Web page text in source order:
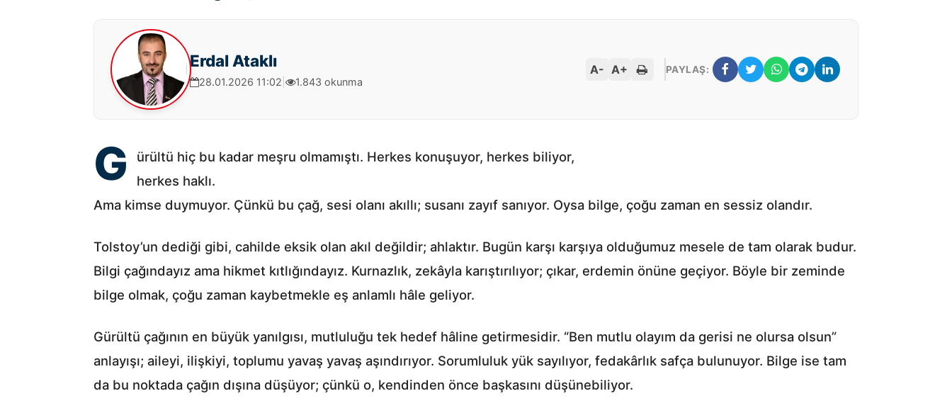
Erdal Ataklı
28.01.2026 11:02 1.843 okunma
A- A+ PAYLAŞ:
G
ürültü hiç bu kadar meşru olmamıştı. Herkes konuşuyor, herkes biliyor,
herkes haklı.
Ama kimse duymuyor. Çünkü bu çağ, sesi olanı akıllı; susanı zayıf sanıyor. Oysa bilge, çoğu zaman en sessiz olandır.
Tolstoy’un dediği gibi, cahilde eksik olan akıl değildir; ahlaktır. Bugün karşı karşıya olduğumuz mesele de tam olarak budur.
Bilgi çağındayız ama hikmet kıtlığındayız. Kurnazlık, zekâyla karıştırılıyor; çıkar, erdemin önüne geçiyor. Böyle bir zeminde
bilge olmak, çoğu zaman kaybetmekle eş anlamlı hâle geliyor.
Gürültü çağının en büyük yanılgısı, mutluluğu tek hedef hâline getirmesidir. “Ben mutlu olayım da gerisi ne olursa olsun”
anlayışı; aileyi, ilişkiyi, toplumu yavaş yavaş aşındırıyor. Sorumluluk yük sayılıyor, fedakârlık safça bulunuyor. Bilge ise tam
da bu noktada çağın dışına düşüyor; çünkü o, kendinden önce başkasını düşünebiliyor.